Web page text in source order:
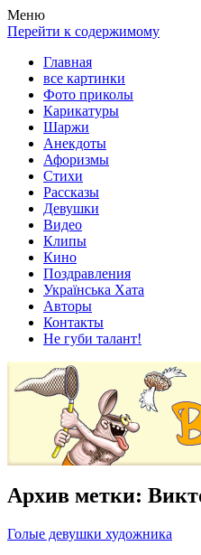
Весела хата — прикольные
клипы!
Покажем всем ваши фото
рассказы, видео и песни!
Меню
Перейти к содержимому
Главная
все картинки
Фото приколы
Карикатуры
Шаржи
Анекдоты
Афоризмы
Стихи
Рассказы
Девушки
Видео
Клипы
Кино
Поздравления
Українська Хата
Авторы
Контакты
Не губи талант!
Архив метки:
Голые девушки художника